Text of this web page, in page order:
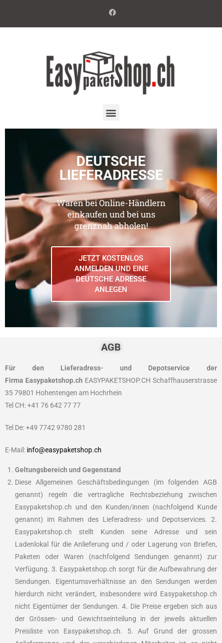
DEUTSCHE
LIEFERADRESSE
Waren bei Online-Händlern
einkaufen und bei uns
grenznah abholen!
JETZT KOSTENLOS
ANMELDEN UND EINE
DEUTSCHE ADRESSE
ANLEGEN
AGB
Für den Lieferadress- und Depotservice der
Firma Easypaketshop.ch EASYPAKETSHOP.CH Schaffhauserstrasse
35 79801 Hohentengen am Hochrhein
Tel CH: +41 76 642 77 77
Tel De: +49 7742 9780 281
E-Mail: info@easypaketshop.ch
Geltungsbereich und Gegenstand
Diese Allgemeinen Geschäftsbedingungen (im folgenden AGB
genannt) regeln die vertragliche Rechtsbeziehung zwischen
Easypaketshop.ch und den Kunden/innen (nachfolgend Kunde
genannt) im Rahmen des Lieferadress- und Depotservices. 2.
Easypaketshop.ch stellt Kunden seine Adresse und sein
Ladenlokal für die Anlieferung und / oder Lagerung von Briefen,
Paketen oder Waren (nachfolgend Sendungen genannt) zur
Verfügung. 3. Easypaketshop.ch sorgt für die Aufbewahrung der
Sendungen. Eigentumsverhältnisse an den Sendungen werden
hierdurch nicht verändert, insbesondere wird Easypaketshop.ch
nicht Eigentümer der Sendungen. 4. Die Preise ergeben sich aus
der Grössen- und Gewichtseinteilung in der jeweils aktuellen
Preisliste von Easypaketshop.ch. 5. Auf Grund der grossen